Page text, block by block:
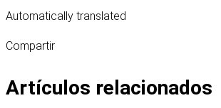
Automatically translated
Compartir
Artículos relacionados